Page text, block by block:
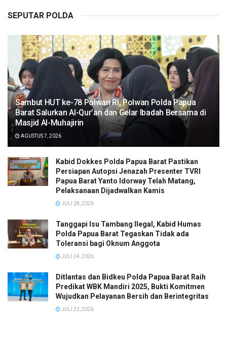
SEPUTAR POLDA
Sambut HUT ke-78 Polwan RI, Polwan Polda Papua
Barat Salurkan Al-Qur’an dan Gelar Ibadah Bersama di
Masjid Al-Muhajirin
AGUSTUS 7, 2026
Kabid Dokkes Polda Papua Barat Pastikan
Persiapan Autopsi Jenazah Presenter TVRI
Papua Barat Yanto Idorway Telah Matang,
Pelaksanaan Dijadwalkan Kamis
JULI 28, 2026
Tanggapi Isu Tambang Ilegal, Kabid Humas
Polda Papua Barat Tegaskan Tidak ada
Toleransi bagi Oknum Anggota
JULI 24, 2026
Ditlantas dan Bidkeu Polda Papua Barat Raih
Predikat WBK Mandiri 2025, Bukti Komitmen
Wujudkan Pelayanan Bersih dan Berintegritas
JULI 23, 2026